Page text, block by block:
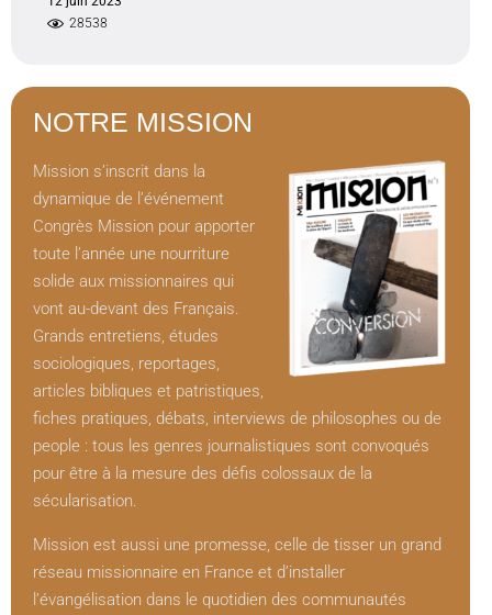
28538
NOTRE MISSION
Mission s’inscrit dans la
dynamique de l’événement
Congrès Mission pour apporter
toute l’année une nourriture
solide aux missionnaires qui
vont au-devant des Français.
Grands entretiens, études
sociologiques, reportages,
articles bibliques et patristiques,
fiches pratiques, débats, interviews de philosophes ou de
people : tous les genres journalistiques sont convoqués
pour être à la mesure des défis colossaux de la
sécularisation.
Mission est aussi une promesse, celle de tisser un grand
réseau missionnaire en France et d’installer
l’évangélisation dans le quotidien des communautés